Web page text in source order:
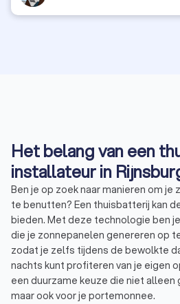
Het belang van een
installateur in
Ben je op zoek naar manieren om
te benutten? Een thuisbatterij kan
bieden. Met deze technologie ben
die je zonnepanelen genereren op
zodat je zelfs tijdens de bewolkte
nachts kunt profiteren van je eigen
een duurzame keuze die niet alleen
maar ook voor je portemonnee.